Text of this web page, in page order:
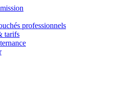
professionnels
tarifs